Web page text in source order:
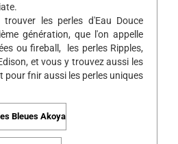
les perles d'Eau Douce
génération, que l'on appelle
ou fireball, les perles Ripples,
et vous y trouvez aussi les
pour fnir aussi les perles uniques
Bleues Akoya